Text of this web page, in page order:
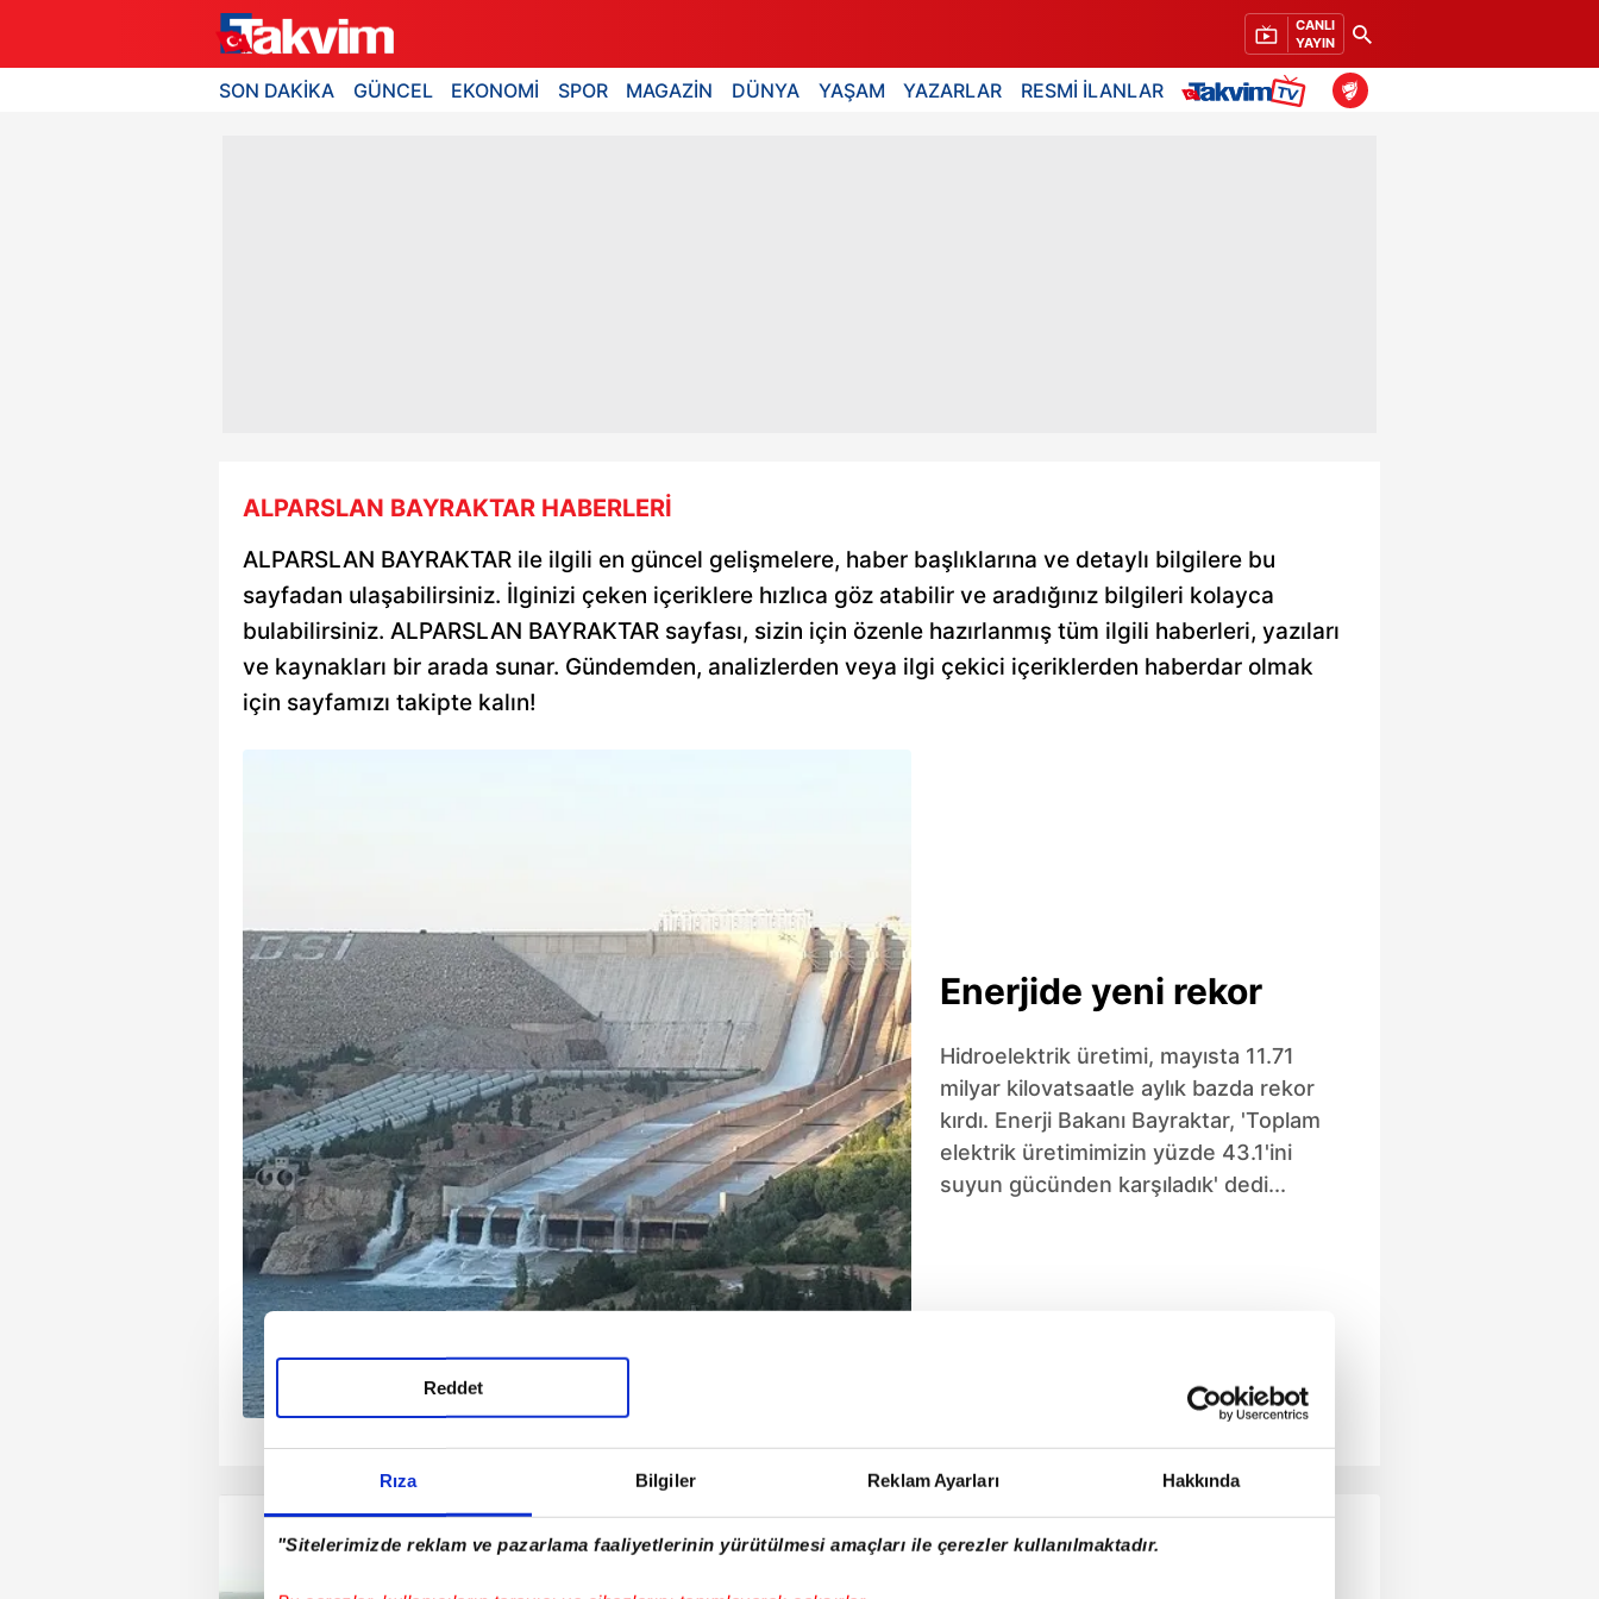
Rıza Bilgiler Reklam Ayarları Hakkında
"Sitelerimizde reklam ve pazarlama faaliyetlerinin yürütülmesi amaçları ile çerezler kullanılmaktadır.
Reddet
CANLI
YAYIN
SON DAKİKA GÜNCEL EKONOMİ SPOR MAGAZİN DÜNYA YAŞAM YAZARLAR RESMİ İLANLAR
ALPARSLAN BAYRAKTAR HABERLERİ
ALPARSLAN BAYRAKTAR ile ilgili en güncel gelişmelere, haber başlıklarına ve detaylı bilgilere bu
sayfadan ulaşabilirsiniz. İlginizi çeken içeriklere hızlıca göz atabilir ve aradığınız bilgileri kolayca
bulabilirsiniz. ALPARSLAN BAYRAKTAR sayfası, sizin için özenle hazırlanmış tüm ilgili haberleri, yazıları
ve kaynakları bir arada sunar. Gündemden, analizlerden veya ilgi çekici içeriklerden haberdar olmak
için sayfamızı takipte kalın!
Enerjide yeni rekor
Hidroelektrik üretimi, mayısta 11.71
milyar kilovatsaatle aylık bazda rekor
kırdı. Enerji Bakanı Bayraktar, 'Toplam
elektrik üretimimizin yüzde 43.1'ini
suyun gücünden karşıladık' dedi...